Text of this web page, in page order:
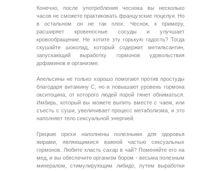
Конечно, после употребления чеснока вы несколько
часов не сможете практиковать французские поцелуи. Но
в остальном он не так плох. Чеснок, к примеру,
расширяет кровеносные сосуды и улучшает
кровообращение. Не хотите эту горькую гадость? Тогда
скушайте шоколад, который содержит метилксантин,
запускающий выработку гормонов удовольствия
дофаминов в организме.
Апельсины не только хорошо помогают против простуды
благодаря витамину С, но и повышают уровень гормона
окситоцина, от которого людей порой тянет обниматься.
Имбирь, который вы можете выпить вместе с чаем, или
съесть с суши, увеличивает процесс метаболизма, и это
наполняет тело сексуальной энергией.
Грецкие орехи наполнены полезными для здоровья
жирами, являющимися важной частью сексуальных
гормонов. Любите класть сахар в чай? Поменяйте его на
мед, и вы обеспечите организм бором - весьма полезным
минералом, стимулирующим либидо, путем выработки